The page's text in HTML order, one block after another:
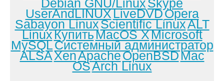
Debian GNU/LinuxSkype
UserAndLINUXLiveDVDOpera
Sabayon LinuxScientific LinuxALT
LinuxКупитьMacOS XMicrosoft
MySQLСистемный администратор
ALSAXenApacheOpenBSDMac
OSArch Linux